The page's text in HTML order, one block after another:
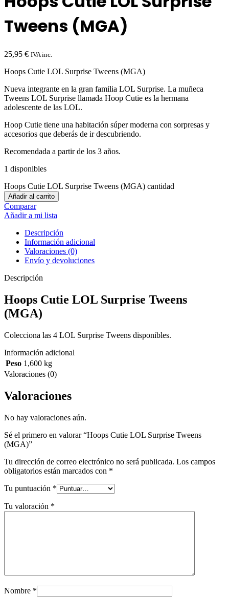
Tweens (MGA)
25,95 € IVA inc.
Hoops Cutie LOL Surprise Tweens (MGA)
Nueva integrante en la gran familia LOL Surprise. La muñeca
Tweens LOL Surprise llamada Hoop Cutie es la hermana
adolescente de las LOL.
Hoop Cutie tiene una habitación súper moderna con sorpresas y
accesorios que deberás de ir descubriendo.
Recomendada a partir de los 3 años.
1 disponibles
Hoops Cutie LOL Surprise Tweens (MGA) cantidad
Añadir al carrito
Comparar
Añadir a mi lista
Descripción
Información adicional
Valoraciones (0)
Envío y devoluciones
Descripción
Hoops Cutie LOL Surprise Tweens
(MGA)
Colecciona las 4 LOL Surprise Tweens disponibles.
Información adicional
Peso 1,600 kg
Valoraciones (0)
Valoraciones
No hay valoraciones aún.
Sé el primero en valorar “Hoops Cutie LOL Surprise Tweens
(MGA)”
Tu dirección de correo electrónico no será publicada. Los campos
obligatorios están marcados con *
Tu puntuación *
Tu valoración *
Nombre *